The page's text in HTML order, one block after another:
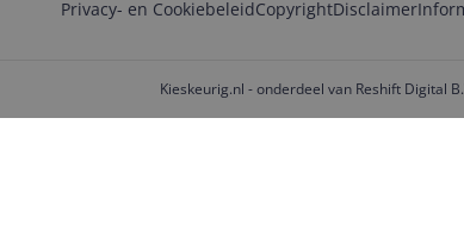
Privacy- en CookiebeleidCopyrightDisclaimer
Kieskeurig.nl - onderdeel van Reshift Digital